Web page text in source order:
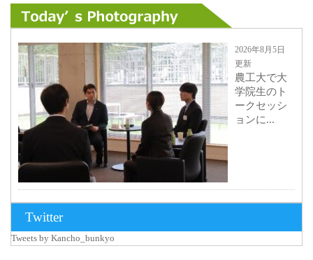
2026年8月5日
更新
農工大で大
学院生のト
ークセッシ
ョンに...
Twitter
Tweets by Kancho_bunkyo